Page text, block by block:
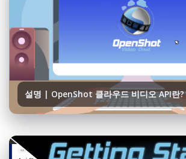
설명 | OpenShot 클라우드 비디오 API란?